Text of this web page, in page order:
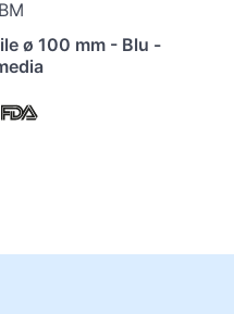
ø 100 mm - Blu -